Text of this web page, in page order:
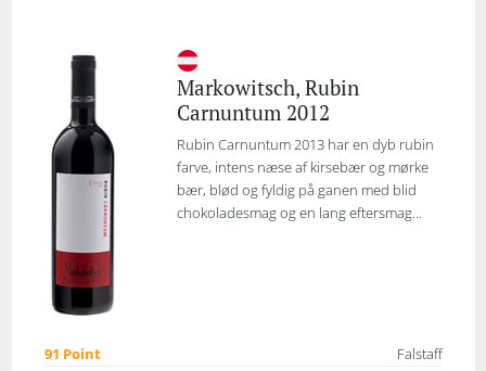
Markowitsch, Rubin
Carnuntum 2012
Rubin Carnuntum 2013 har en dyb rubin
farve, intens næse af kirsebær og mørke
bær, blød og fyldig på ganen med blid
chokoladesmag og en lang eftersmag...
91 Point Falstaff